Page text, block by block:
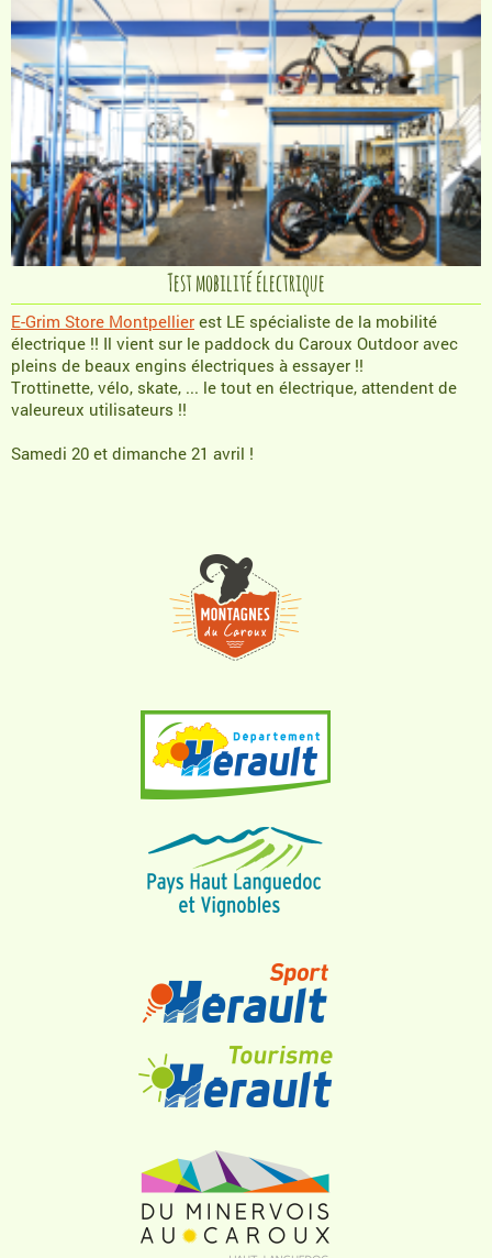
Test mobilité électrique
E-Grim Store Montpellier est LE spécialiste de la mobilité
électrique !! Il vient sur le paddock du Caroux Outdoor avec
pleins de beaux engins électriques à essayer !!
Trottinette, vélo, skate, ... le tout en électrique, attendent de
valeureux utilisateurs !!
Samedi 20 et dimanche 21 avril !